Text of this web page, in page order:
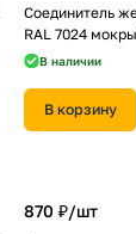
Соединитель
RAL 7024
В наличии
В корзину
870 ₽/шт